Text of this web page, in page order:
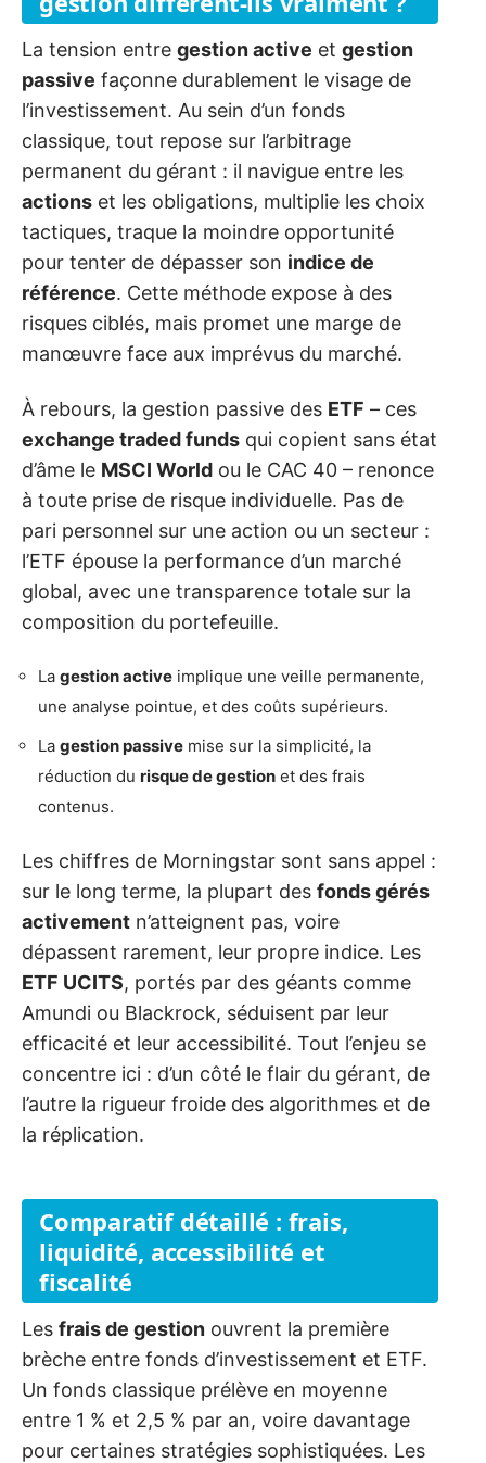
La tension entre gestion active et gestion
passive façonne durablement le visage de
l’investissement. Au sein d’un fonds
classique, tout repose sur l’arbitrage
permanent du gérant : il navigue entre les
actions et les obligations, multiplie les choix
tactiques, traque la moindre opportunité
pour tenter de dépasser son indice de
référence. Cette méthode expose à des
risques ciblés, mais promet une marge de
manœuvre face aux imprévus du marché.
À rebours, la gestion passive des ETF – ces
exchange traded funds qui copient sans état
d’âme le MSCI World ou le CAC 40 – renonce
à toute prise de risque individuelle. Pas de
pari personnel sur une action ou un secteur :
l’ETF épouse la performance d’un marché
global, avec une transparence totale sur la
composition du portefeuille.
La gestion active implique une veille permanente,
une analyse pointue, et des coûts supérieurs.
La gestion passive mise sur la simplicité, la
réduction du risque de gestion et des frais
contenus.
Les chiffres de Morningstar sont sans appel :
sur le long terme, la plupart des fonds gérés
activement n’atteignent pas, voire
dépassent rarement, leur propre indice. Les
ETF UCITS, portés par des géants comme
Amundi ou Blackrock, séduisent par leur
efficacité et leur accessibilité. Tout l’enjeu se
concentre ici : d’un côté le flair du gérant, de
l’autre la rigueur froide des algorithmes et de
la réplication.
Comparatif détaillé : frais,
liquidité, accessibilité et
fiscalité
Les frais de gestion ouvrent la première
brèche entre fonds d’investissement et ETF.
Un fonds classique prélève en moyenne
entre 1 % et 2,5 % par an, voire davantage
pour certaines stratégies sophistiquées. Les